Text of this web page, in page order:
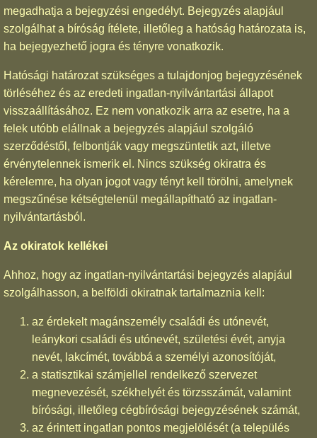
megadhatja a bejegyzési engedélyt. Bejegyzés alapjául
szolgálhat a bíróság ítélete, illetőleg a hatóság határozata is,
ha bejegyezhető jogra és tényre vonatkozik.
Hatósági határozat szükséges a tulajdonjog bejegyzésének
törléséhez és az eredeti ingatlan-nyilvántartási állapot
visszaállításához. Ez nem vonatkozik arra az esetre, ha a
felek utóbb elállnak a bejegyzés alapjául szolgáló
szerződéstől, felbontják vagy megszüntetik azt, illetve
érvénytelennek ismerik el. Nincs szükség okiratra és
kérelemre, ha olyan jogot vagy tényt kell törölni, amelynek
megszűnése kétségtelenül megállapítható az ingatlan-
nyilvántartásból.
Az okiratok kellékei
Ahhoz, hogy az ingatlan-nyilvántartási bejegyzés alapjául
szolgálhasson, a belföldi okiratnak tartalmaznia kell:
az érdekelt magánszemély családi és utónevét,
leánykori családi és utónevét, születési évét, anyja
nevét, lakcímét, továbbá a személyi azonosítóját,
a statisztikai számjellel rendelkező szervezet
megnevezését, székhelyét és törzsszámát, valamint
bírósági, illetőleg cégbírósági bejegyzésének számát,
az érintett ingatlan pontos megjelölését (a település